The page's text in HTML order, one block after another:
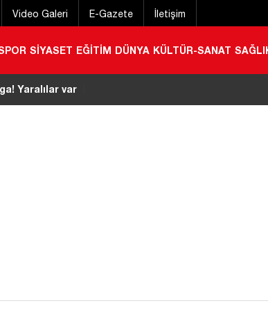
Video Galeri E-Gazete İletişim
SİYASET EĞİTİM DÜNYA KÜLTÜR-SANAT
|